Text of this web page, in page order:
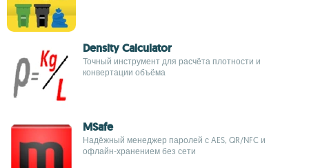
Density Calculator
Точный инструмент для расчёта плотности и
конвертации объёма
MSafe
Надёжный менеджер паролей с AES, QR/NFC и
офлайн‑хранением без сети